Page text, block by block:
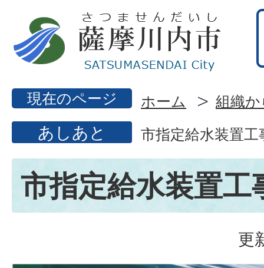
現在のページ ホーム 組織
あしあと 市指定給水装置工
市指定給水装置工
更